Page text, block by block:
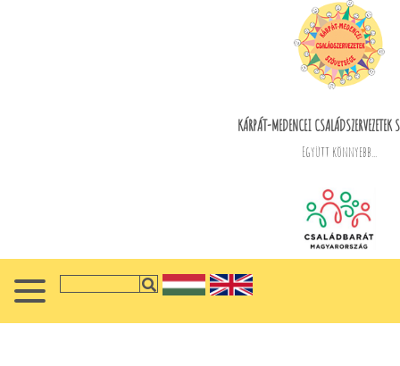
KÁRPÁT-MEDENCEI CSALÁDSZERVEZETEK
Együtt könnyebb...